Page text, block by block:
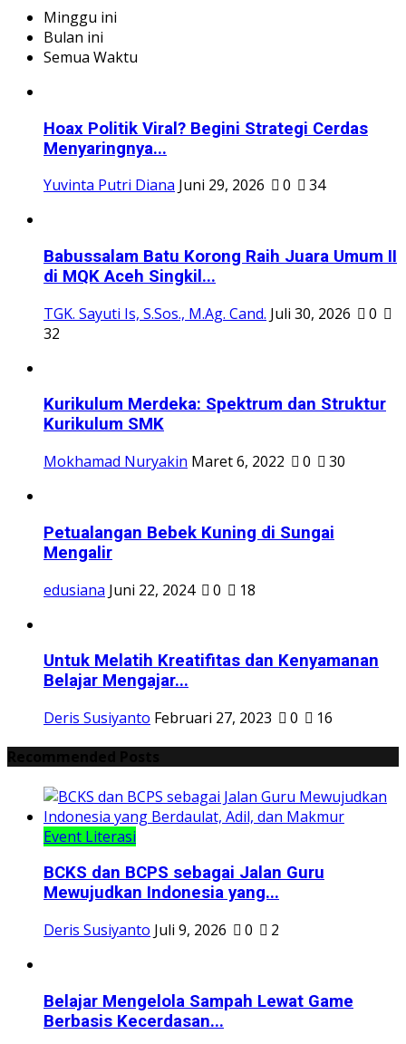
Minggu ini
Bulan ini
Semua Waktu
Hoax Politik Viral? Begini Strategi Cerdas
Menyaringnya...
Yuvinta Putri Diana Juni 29, 2026 0 34
Babussalam Batu Korong Raih Juara Umum II
di MQK Aceh Singkil...
TGK. Sayuti Is, S.Sos., M.Ag. Cand. Juli 30, 2026
0
32
Kurikulum Merdeka: Spektrum dan Struktur
Kurikulum SMK
Mokhamad Nuryakin Maret 6, 2022 0 30
Petualangan Bebek Kuning di Sungai
Mengalir
edusiana Juni 22, 2024 0 18
Untuk Melatih Kreatifitas dan Kenyamanan
Belajar Mengajar...
Deris Susiyanto Februari 27, 2023 0
16
Event Literasi
BCKS dan BCPS sebagai Jalan Guru
Mewujudkan Indonesia yang...
Deris Susiyanto Juli 9, 2026 0 2
Belajar Mengelola Sampah Lewat Game
Berbasis Kecerdasan...